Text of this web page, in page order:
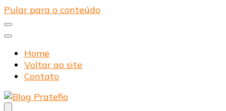
Pular para o conteúdo
Home
Voltar ao site
Contato